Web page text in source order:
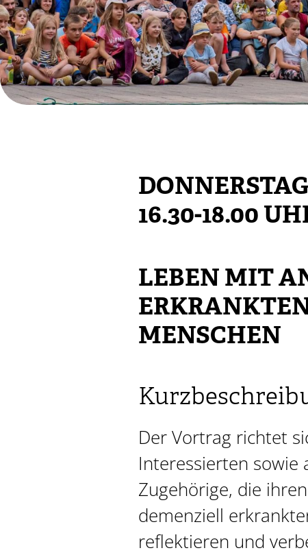
16.30-18.00
LEBEN MIT
MENSCHEN
Der Vortrag richtet
Interessierten sowie
Zugehörige, die
demenziell
reflektieren und